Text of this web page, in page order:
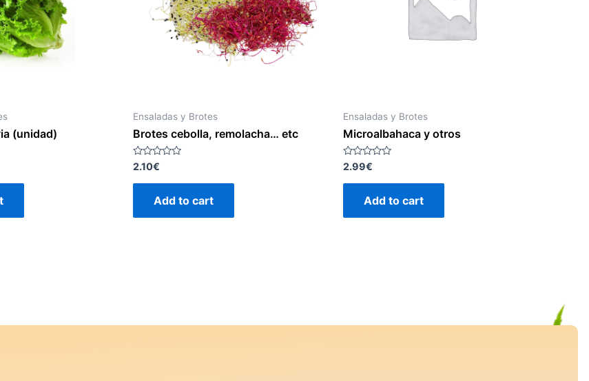
(unidad)
Ensaladas y Brotes
Brotes cebolla, remolacha… etc
Rated
out
2.10€
Add to cart
Ensaladas y Brotes
Microalbahaca y otros
Rated
out
2.99€
Add to cart